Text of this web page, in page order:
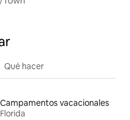
Qué hacer
Campamentos vacacionales
Florida